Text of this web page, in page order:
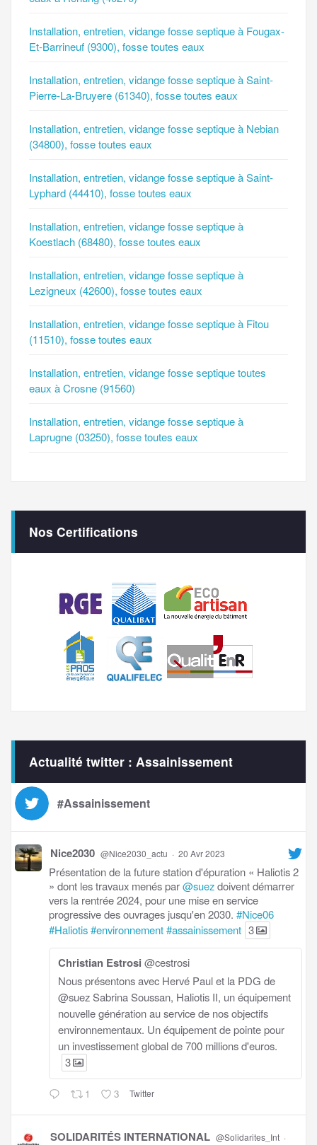
Installation, entretien, vidange fosse septique à Fougax-
Et-Barrineuf (9300), fosse toutes eaux
Installation, entretien, vidange fosse septique à Saint-
Pierre-La-Bruyere (61340), fosse toutes eaux
Installation, entretien, vidange fosse septique à Nebian
(34800), fosse toutes eaux
Installation, entretien, vidange fosse septique à Saint-
Lyphard (44410), fosse toutes eaux
Installation, entretien, vidange fosse septique à
Koestlach (68480), fosse toutes eaux
Installation, entretien, vidange fosse septique à
Lezigneux (42600), fosse toutes eaux
Installation, entretien, vidange fosse septique à Fitou
(11510), fosse toutes eaux
Installation, entretien, vidange fosse septique toutes
eaux à Crosne (91560)
Installation, entretien, vidange fosse septique à
Laprugne (03250), fosse toutes eaux
Nos Certifications
Actualité twitter : Assainissement
#Assainissement
Nice2030 @Nice2030_actu · 20 Avr 2023
Présentation de la future station d'épuration « Haliotis 2
» dont les travaux menés par@suezdoivent démarrer
vers la rentrée 2024, pour une mise en service
progressive des ouvrages jusqu'en 2030. #Nice06
#Haliotis#environnement#assainissement 3
Christian Estrosi @cestrosi
Nous présentons avec Hervé Paul et la PDG de
@suez Sabrina Soussan, Haliotis II, un équipement
nouvelle génération au service de nos objectifs
environnementaux. Un équipement de pointe pour
un investissement global de 700 millions d'euros.
3
1 3 Twitter
SOLIDARITÉS INTERNATIONAL @Solidarites_Int ·